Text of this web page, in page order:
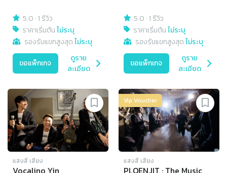
5.0 ·1 รีวิว
ราคาเริ่มต้นไม่ระบุ
รองรับแขกสูงสุดไม่ระบุ
ขอแพ็กเกจ
ดูราย
ละเอียด
5.0 ·1 รีวิว
ราคาเริ่มต้นไม่ระบุ
รองรับแขกสูงสุดไม่ระบุ
ขอแพ็กเกจ
ดูราย
ละเอียด
แสงสี เสียง
Vip Voucher
แสงสี เสียง